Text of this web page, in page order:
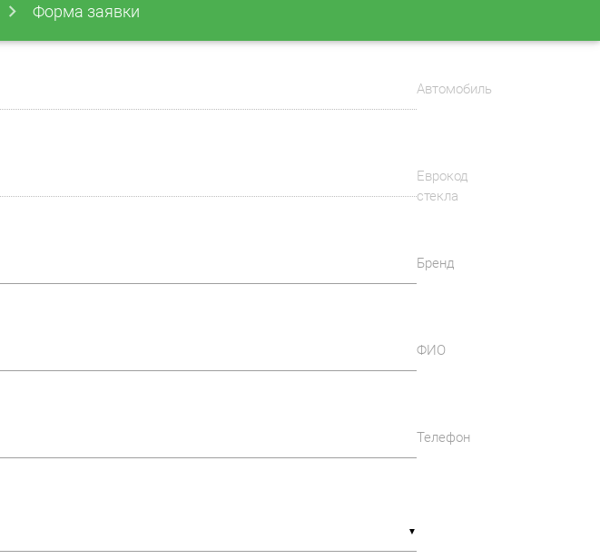
Форма заявки
Автомобиль
Еврокод
стекла
Бренд
ФИО
Телефон
▼